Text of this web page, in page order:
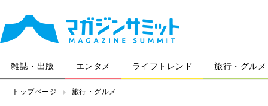
雑誌・出版 エンタメ ライフトレンド 旅行・グルメ
トップページ 旅行・グルメ